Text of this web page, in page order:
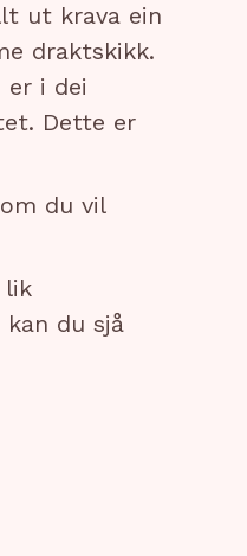
ut krava ein
draktskikk.
er i dei
Dette er
du vil
lik
du sjå